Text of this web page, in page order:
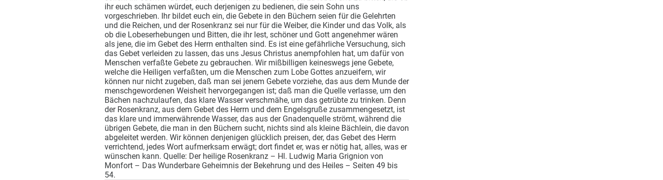
ihr euch schämen würdet, euch derjenigen zu bedienen, die sein Sohn uns
vorgeschrieben. Ihr bildet euch ein, die Gebete in den Büchern seien für die Gelehrten
und die Reichen, und der Rosenkranz sei nur für die Weiber, die Kinder und das Volk, als
ob die Lobeserhebungen und Bitten, die ihr lest, schöner und Gott angenehmer wären
als jene, die im Gebet des Herrn enthalten sind. Es ist eine gefährliche Versuchung, sich
das Gebet verleiden zu lassen, das uns Jesus Christus anempfohlen hat, um dafür von
Menschen verfaßte Gebete zu gebrauchen. Wir mißbilligen keineswegs jene Gebete,
welche die Heiligen verfaßten, um die Menschen zum Lobe Gottes anzueifern, wir
können nur nicht zugeben, daß man sei jenem Gebete vorziehe, das aus dem Munde der
menschgewordenen Weisheit hervorgegangen ist; daß man die Quelle verlasse, um den
Bächen nachzulaufen, das klare Wasser verschmähe, um das getrübte zu trinken. Denn
der Rosenkranz, aus dem Gebet des Herrn und dem Engelsgruße zusammengesetzt, ist
das klare und immerwährende Wasser, das aus der Gnadenquelle strömt, während die
übrigen Gebete, die man in den Büchern sucht, nichts sind als kleine Bächlein, die davon
abgeleitet werden. Wir können denjenigen glücklich preisen, der, das Gebet des Herrn
verrichtend, jedes Wort aufmerksam erwägt; dort findet er, was er nötig hat, alles, was er
wünschen kann. Quelle: Der heilige Rosenkranz – Hl. Ludwig Maria Grignion von
Monfort – Das Wunderbare Geheimnis der Bekehrung und des Heiles – Seiten 49 bis
54.